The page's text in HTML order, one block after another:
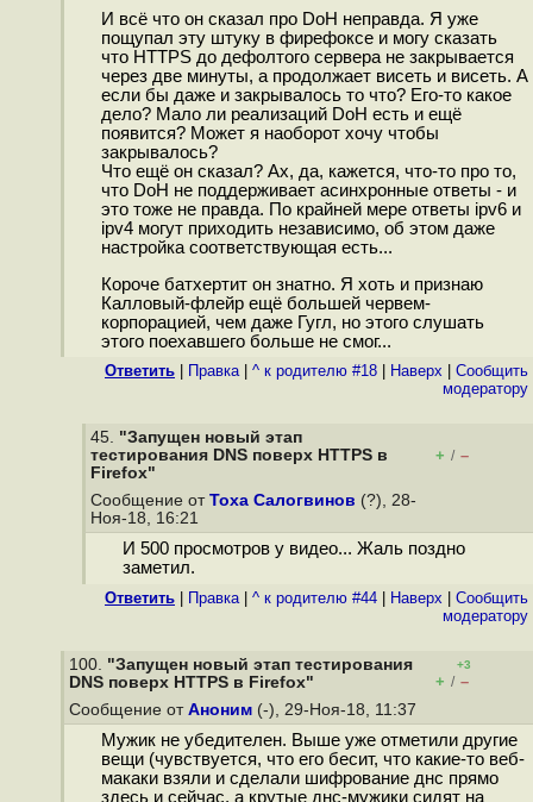
И всё что он сказал про DoH неправда. Я уже
пощупал эту штуку в фирефоксе и могу сказать
что HTTPS до дефолтого сервера не закрывается
через две минуты, а продолжает висеть и висеть. А
если бы даже и закрывалось то что? Его-то какое
дело? Мало ли реализаций DoH есть и ещё
появится? Может я наоборот хочу чтобы
закрывалось?
Что ещё он сказал? Ах, да, кажется, что-то про то,
что DoH не поддерживает асинхронные ответы - и
это тоже не правда. По крайней мере ответы ipv6 и
ipv4 могут приходить независимо, об этом даже
настройка соответствующая есть...
Короче батхертит он знатно. Я хоть и признаю
Калловый-флейр ещё большей червем-
корпорацией, чем даже Гугл, но этого слушать
этого поехавшего больше не смог...
Ответить Правка| ^ к родителю #18 Наверх
Cообщить
модератору
45. "Запущен новый этап
тестирования DNS поверх HTTPS в
Firefox"
+ / –
Сообщение от Тоха Салогвинов (?), 28-
Ноя-18, 16:21
И 500 просмотров у видео... Жаль поздно
заметил.
Ответить Правка| ^ к родителю #44 Наверх
Cообщить
модератору
100. "Запущен новый этап тестирования
DNS поверх HTTPS в Firefox"
+3
+ / –
Сообщение от Аноним (-), 29-Ноя-18, 11:37
Мужик не убедителен. Выше уже отметили другие
вещи (чувствуется, что его бесит, что какие-то веб-
макаки взяли и сделали шифрование днс прямо
здесь и сейчас, а крутые днс-мужики сидят на